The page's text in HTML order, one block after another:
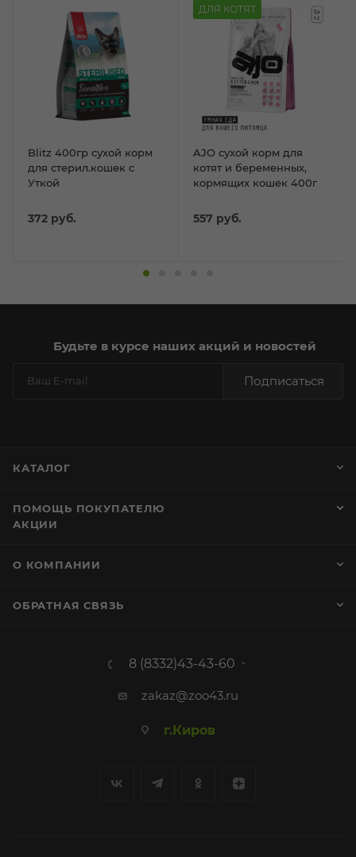
Blitz 400гр сухой корм
для стерил.кошек с
Уткой
372 руб.
ДЛЯ КОТЯТ
AJO сухой корм для
котят и беременных,
кормящих кошек 400г
557 руб.
Будьте в курсе наших акций и новостей
Подписаться
КАТАЛОГ
ПОМОЩЬ ПОКУПАТЕЛЮ
АКЦИИ
О КОМПАНИИ
ОБРАТНАЯ СВЯЗЬ
8 (8332)43-43-60
zakaz@zoo43.ru
г.Киров